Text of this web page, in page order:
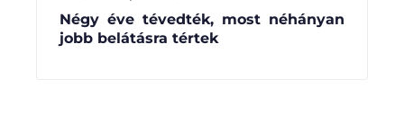
Négy éve tévedték, most néhányan
jobb belátásra tértek